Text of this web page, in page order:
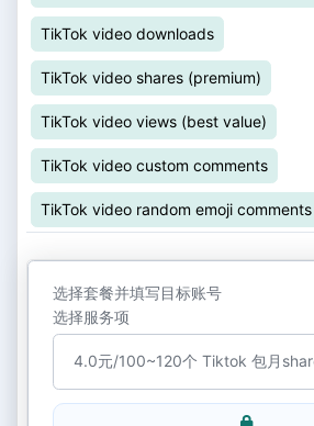
TikTok video downloads
TikTok video shares (premium)
TikTok video views (best value)
TikTok video custom comments
TikTok video random emoji comments
选择套餐并填写目标账号
选择服务项